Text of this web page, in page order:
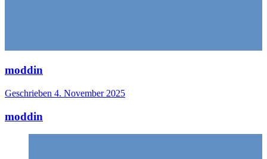
moddin
Geschrieben 4. November 2025
moddin